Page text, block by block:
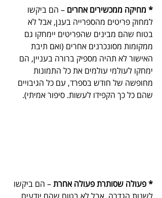
* מחיקה ממכשירים אחרים – הם ביקשו
למחוק פריטים מהספרייה בענן, אבל לא
בטוח שהם מבינים שהפריטים יימחקו גם
ממקומות מסונכרנים אחרים (ואם תיבת
האישור לא תהיה מספיק ברורה בעניין, הם
ימחקו לעולמי עולמים את כל התמונות
מחופשה של חודש בספרד, עם כל הגיבויים
שהם כל כך הקפידו לעשות. סיפור אמיתי).
* פעולה שסותרת פעולה אחרת – הם ביקשו